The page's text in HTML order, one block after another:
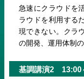
急速にクラウドを
ラウドを利用する
現できない。クラ
の開発、運用体制
基調講演2 13:00